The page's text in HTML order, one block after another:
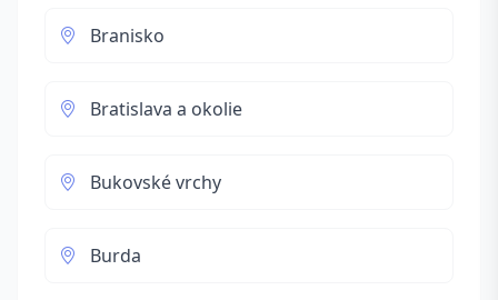
Branisko
Bratislava a okolie
Bukovské vrchy
Burda